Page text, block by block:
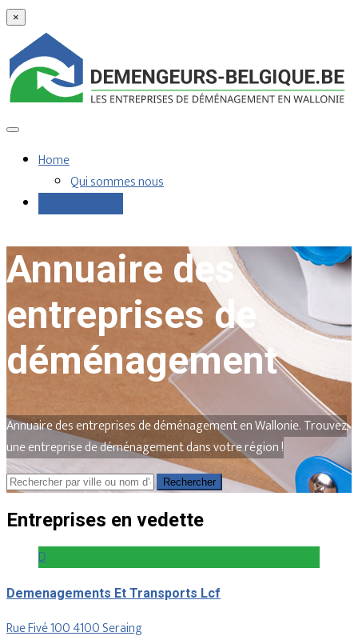
×
Home
Qui sommes nous
Annuaire des
entreprises de
déménagement
Annuaire des entreprises de déménagement en Wallonie. Trouvez
une entreprise de déménagement dans votre région !
Rechercher
Rechercher
Entreprises en vedette
D
Demenagements Et Transports Lcf
Rue Fivé 100 4100 Seraing